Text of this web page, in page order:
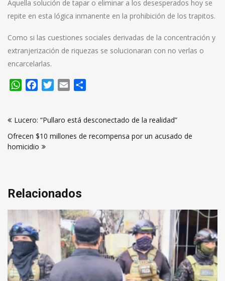
Aquella solución de tapar o eliminar a los desesperados hoy se
repite en esta lógica inmanente en la prohibición de los trapitos.
Como si las cuestiones sociales derivadas de la concentración y
extranjerización de riquezas se solucionaran con no verlas o
encarcelarlas.
WhatsApp
FacebookTwitter
Email
de
entradas
Lucero: “Pullaro está desconectado de la realidad”
Ofrecen $10 millones de recompensa por un acusado de
homicidio
Relacionados